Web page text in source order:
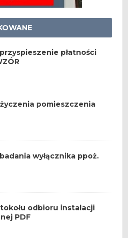
płatności
pomieszczenia
wyłącznika ppoż.
odbioru instalacji
PDF